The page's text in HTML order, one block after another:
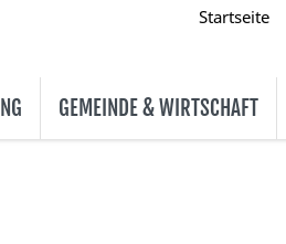
Startseite
GEMEINDE & WIRTSCHAFT